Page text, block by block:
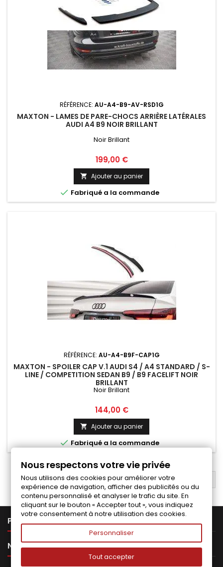
RÉFÉRENCE: AU-A4-B9-AV-RSD1G
MAXTON - LAMES DE PARE-CHOCS ARRIÈRE LATÉRALES
AUDI A4 B9 NOIR BRILLANT
Noir Brillant
Prix
199,00 €
 Ajouter au panier
 Fabriqué a la commande
RÉFÉRENCE: AU-A4-B9F-CAP1G
MAXTON - SPOILER CAP V.1 AUDI S4 / A4 STANDARD / S-
LINE / COMPETITION SEDAN B9 / B9 FACELIFT NOIR
BRILLANT
Noir Brillant
Prix
144,00 €
 Ajouter au panier
Fabriqué a la commande
RETOUR EN HAUT
PRODUITS
NOTRE SOCIÉTÉ 
Nous respectons votre vie privée
Nous utilisons des cookies pour améliorer votre
expérience de navigation, afficher des publicités ou du
contenu personnalisé et analyser le trafic du site. En
cliquant sur le bouton « Accepter tout », vous indiquez
votre consentement à notre utilisation des cookies.
Personnaliser
Tout accepter